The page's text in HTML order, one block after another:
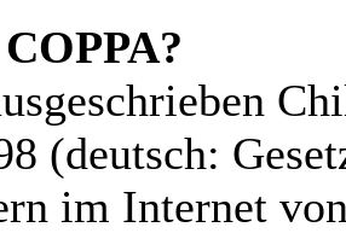
(deutsch:
im Internet